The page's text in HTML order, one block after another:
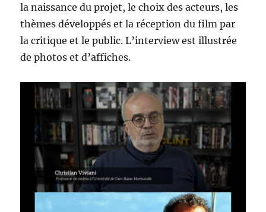
la naissance du projet, le choix des acteurs, les
thèmes développés et la réception du film par
la critique et le public. L’interview est illustrée
de photos et d’affiches.